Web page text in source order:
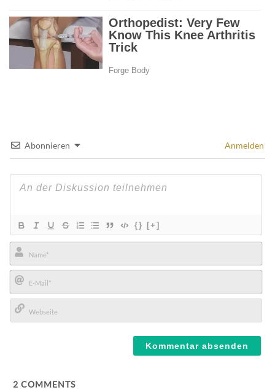
Abonnieren Anmelden
{} [+]
Name*
E-
Mail*
2 COMMENTS